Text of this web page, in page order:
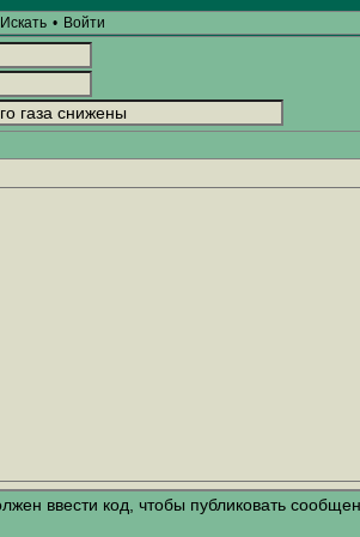
Искать • Войти
ввести код, чтобы публиковать